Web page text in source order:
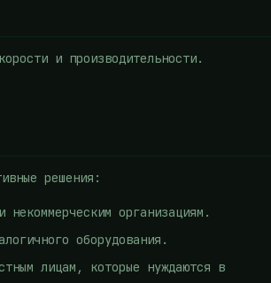
и производительности.
решения:
организациям.
оборудования.
лицам, которые нуждаются в